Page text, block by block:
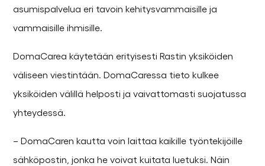
asumispalvelua eri tavoin kehitysvammaisille ja
vammaisille ihmisille.
DomaCarea käytetään erityisesti Rastin yksiköiden
väliseen viestintään. DomaCaressa tieto kulkee
yksiköiden välillä helposti ja vaivattomasti suojatussa
yhteydessä.
– DomaCaren kautta voin laittaa kaikille työntekijöille
sähköpostin, jonka he voivat kuitata luetuksi. Näin